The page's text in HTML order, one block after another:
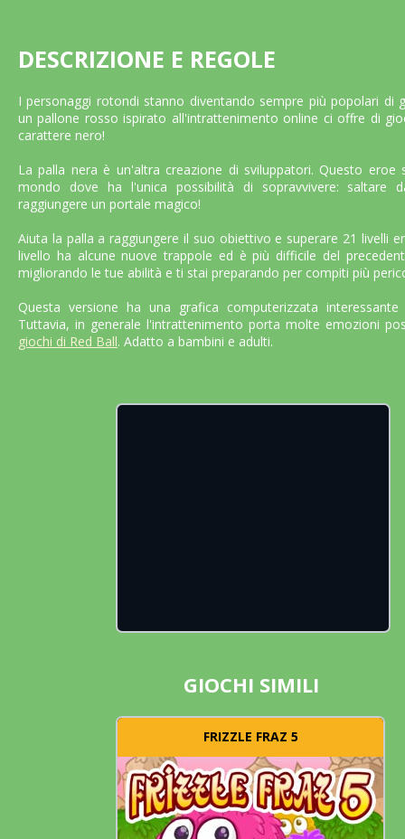
DESCRIZIONE E REGOLE
I personaggi rotondi stanno diventando sempre più popolari di
un pallone rosso ispirato all'intrattenimento online ci offre di
carattere nero!
La palla nera è un'altra creazione di sviluppatori. Questo
mondo dove ha l'unica possibilità di sopravvivere: saltare
raggiungere un portale magico!
Aiuta la palla a raggiungere il suo obiettivo e superare 21 livelli
livello ha alcune nuove trappole ed è più difficile del
migliorando le tue abilità e ti stai preparando per compiti più
Questa versione ha una grafica computerizzata
Tuttavia, in generale l'intrattenimento porta molte emozioni
giochi di Red Ball. Adatto a bambini e adulti.
GIOCHI SIMILI
FRIZZLE FRAZ 5